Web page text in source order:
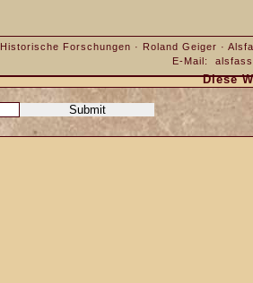
Historische Forschungen · Roland Geiger ·
E-Mail:
Diese